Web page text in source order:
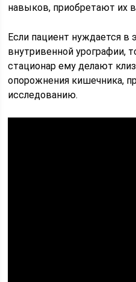
навыков, приобретают их
Если пациент нуждается
внутривенной урографии,
стационар ему делают
опорожнения кишечника,
исследованию.